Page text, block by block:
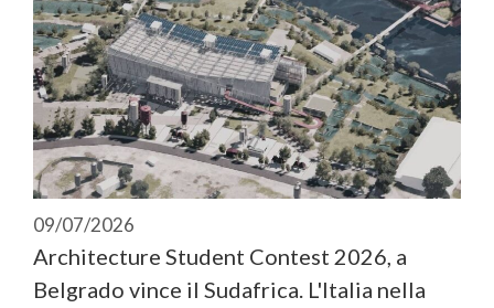
09/07/2026
Architecture Student Contest 2026, a
Belgrado vince il Sudafrica. L'Italia nella